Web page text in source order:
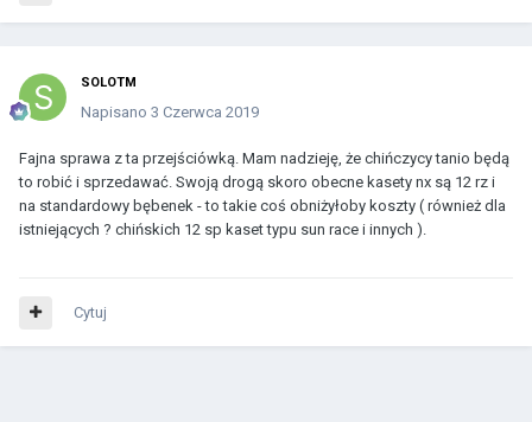
SOLOTM
Napisano 3 Czerwca 2019
Fajna sprawa z ta przejściówką. Mam nadzieję, że chińczycy tanio będą
to robić i sprzedawać. Swoją drogą skoro obecne kasety nx są 12 rz i
na standardowy bębenek - to takie coś obniżyłoby koszty ( również dla
istniejących ? chińskich 12 sp kaset typu sun race i innych ).
Cytuj